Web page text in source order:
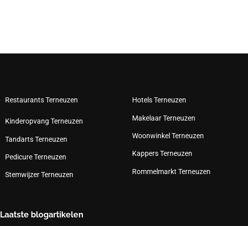
Restaurants Terneuzen
Kinderopvang Terneuzen
Tandarts Terneuzen
Pedicure Terneuzen
Stemwijzer Terneuzen
Hotels Terneuzen
Makelaar Terneuzen
Woonwinkel Terneuzen
Kappers Terneuzen
Rommelmarkt Terneuzen
Laatste blogartikelen